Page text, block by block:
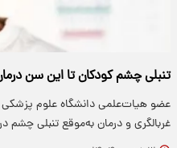
تنبلی چشم کودکان تا این سن
عضو هیات‌علمی دانشگاه علوم پزشکی
غربالگری و درمان به‌موقع تنبلی